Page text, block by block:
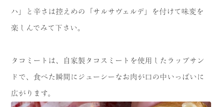
ハ」と辛さは控えめの「サルサヴェルデ」を付けて味変を
楽しんでみて下さい。
タコミートは、自家製タコスミートを使用したラップサン
ドで、食べた瞬間にジューシーなお肉が口の中いっぱいに
広がります。